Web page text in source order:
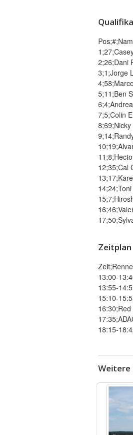
2;26;Dani
3;1;Jorge
5;11;Ben
7;5;Colin
12;35;Cal
Zeitplan
13:00-
13:55-
15:10-
18:15-
Weitere